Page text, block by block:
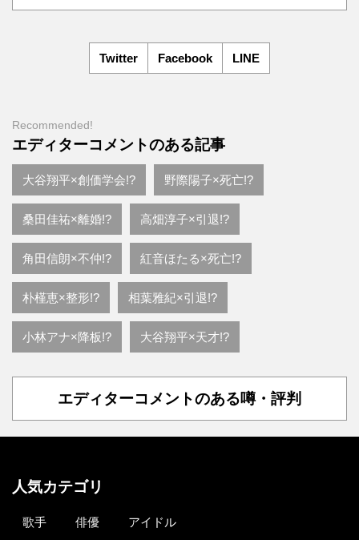
Twitter Facebook LINE
Recommended!
エディターコメントのある記事
大谷翔平×創価学会!? 野際陽子×死亡!?
桑田佳祐×離婚!? 高畑淳子×引退!?
角田信朗×不仲!? 紅音ほたる×死亡!?
朴槿恵×整形!? 相葉雅紀×引退!?
小林アナ×降板!? 大谷翔平×天才!?
エディターコメントのある噂・評判
人気カテゴリ
歌手 俳優 アイドル